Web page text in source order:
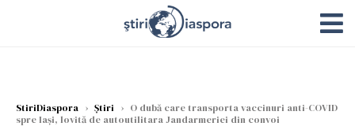
StiriDiaspora › Știri › O dubă care transporta vaccinuri anti-COVID
spre Iași, lovită de autoutilitara Jandarmeriei din convoi